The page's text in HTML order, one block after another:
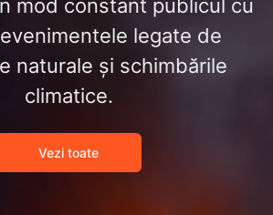
mod constant publicul cu
legate de
naturale și schimbările
climatice.
Vezi toate